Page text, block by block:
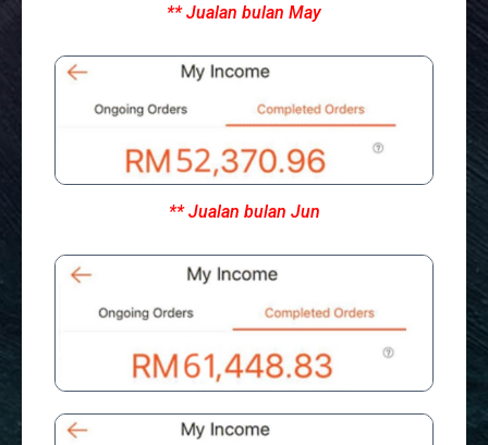
** Jualan bulan May
** Jualan bulan Jun